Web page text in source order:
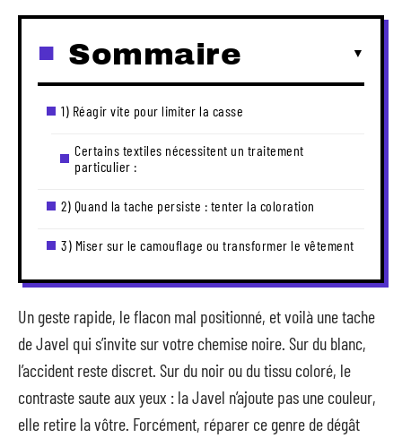
Sommaire
1) Réagir vite pour limiter la casse
Certains textiles nécessitent un traitement
particulier :
2) Quand la tache persiste : tenter la coloration
3) Miser sur le camouflage ou transformer le vêtement
Un geste rapide, le flacon mal positionné, et voilà une tache
de Javel qui s’invite sur votre chemise noire. Sur du blanc,
l’accident reste discret. Sur du noir ou du tissu coloré, le
contraste saute aux yeux : la Javel n’ajoute pas une couleur,
elle retire la vôtre. Forcément, réparer ce genre de dégât